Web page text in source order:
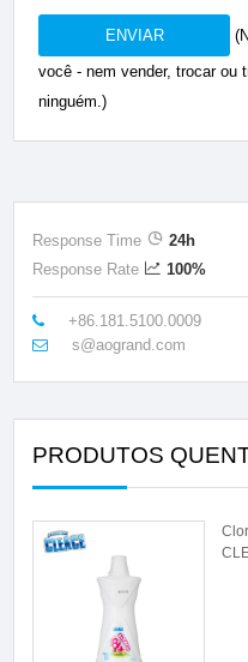
ENVIAR
você - nem vender, trocar ou
ninguém.)
Response Time
24h
Response Rate
100%
+86.181.5100.0009
s@aogrand.com
PRODUTOS